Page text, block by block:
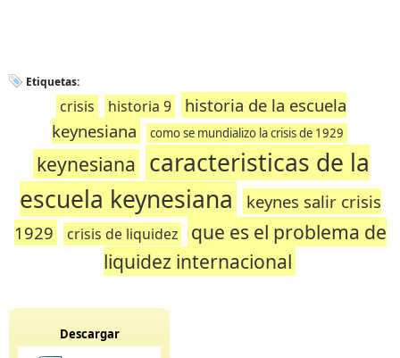
Etiquetas:
crisis historia 9
historia de la escuela
keynesiana
como se mundializo la crisis de 1929
keynesiana caracteristicas de la
escuela keynesiana
keynes salir crisis
1929
crisis de liquidez
que es el problema de
liquidez internacional
Descargar